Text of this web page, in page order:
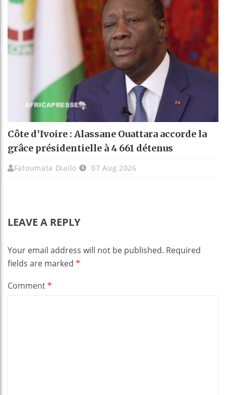
Côte d’Ivoire : Alassane Ouattara accorde la
grâce présidentielle à 4 661 détenus
Fatoumata Diallo 07 Aug 2026
LEAVE A REPLY
Your email address will not be published. Required
fields are marked *
Comment*